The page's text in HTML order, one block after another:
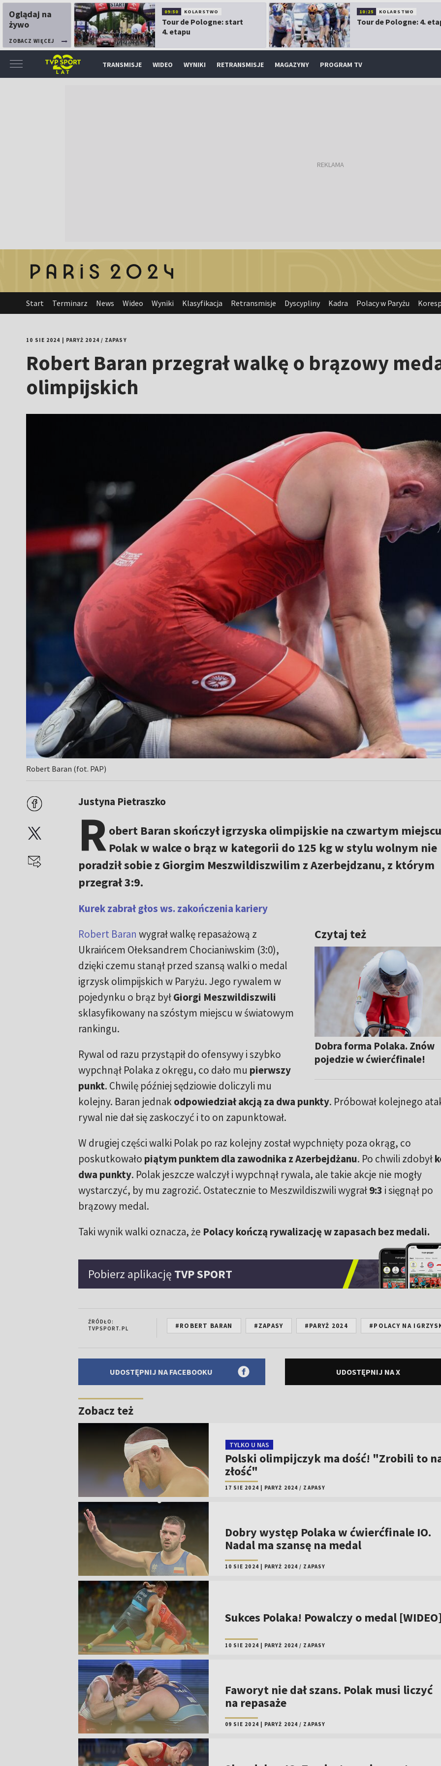
Oglądaj na
żywo
ZOBACZ WIĘCEJ
09:50 KOLARSTWO
Tour de Pologne: start
4. etapu
10:25 KOLARSTWO
Tour de Pologne: 4.
TRANSMISJE WIDEO WYNIKI RETRANSMISJE MAGAZYNY PROGRAM TV
Start Terminarz News Wideo Wyniki Klasyfikacja Retransmisje Dyscypliny Kadra Polacy w Paryżu
10 SIE 2024 PARYŻ 2024 / ZAPASY
Robert Baran przegrał walkę o brązowy
olimpijskich
Robert Baran (fot. PAP)
Justyna Pietraszko
Robert Baran skończył igrzyska olimpijskie na czwartym
Polak w walce o brąz w kategorii do 125 kg w stylu wolnym nie
poradził sobie z Giorgim Meszwildiszwilim z Azerbejdzanu, z którym
przegrał 3:9.
Kurek zabrał głos ws. zakończenia kariery
Czytaj też
Dobra forma Polaka. Znów
pojedzie w ćwierćfinale!
Robert Baran wygrał walkę repasażową z
Ukraińcem Ołeksandrem Chocianiwskim (3:0),
dzięki czemu stanął przed szansą walki o medal
igrzysk olimpijskich w Paryżu. Jego rywalem w
pojedynku o brąz byłGiorgi Meszwildiszwili
sklasyfikowany na szóstym miejscu w światowym
rankingu.
Rywal od razu przystąpił do ofensywy i szybko
wypchnął Polaka z okręgu, co dało mu pierwszy
punkt. Chwilę później sędziowie doliczyli mu
kolejny. Baran jednakodpowiedział akcją za dwa punkty. Próbował kolejnego
rywal nie dał się zaskoczyć i to on zapunktował.
W drugiej części walki Polak po raz kolejny został wypchnięty poza okrąg, co
poskutkowało piątym punktem dla zawodnika z Azerbejdżanu. Po chwili zdobył
dwa punkty. Polak jeszcze walczył i wypchnął rywala, ale takie akcje nie mogły
wystarczyć, by mu zagrozić. Ostatecznie to Meszwildiszwili wygrał9:3 i sięgnął po
brązowy medal.
Taki wynik walki oznacza, że Polacy kończą rywalizację w zapasach bez medali.
Pobierz aplikację TVP SPORT
ŹRÓDŁO:
TVPSPORT.PL
#ROBERT BARAN #ZAPASY #PARYŻ 2024 #POLACY NA
UDOSTĘPNIJ NA FACEBOOKU UDOSTĘPNIJ NA X
Zobacz też
TYLKO U NAS
Polski olimpijczyk ma dość! "Zrobili to
złość"
17 SIE 2024 PARYŻ 2024 / ZAPASY
Dobry występ Polaka w ćwierćfinale IO.
Nadal ma szansę na medal
10 SIE 2024 PARYŻ 2024 / ZAPASY
Sukces Polaka! Powalczy o medal
10 SIE 2024 PARYŻ 2024 / ZAPASY
Faworyt nie dał szans. Polak musi liczyć
na repasaże
09 SIE 2024 PARYŻ 2024 / ZAPASY